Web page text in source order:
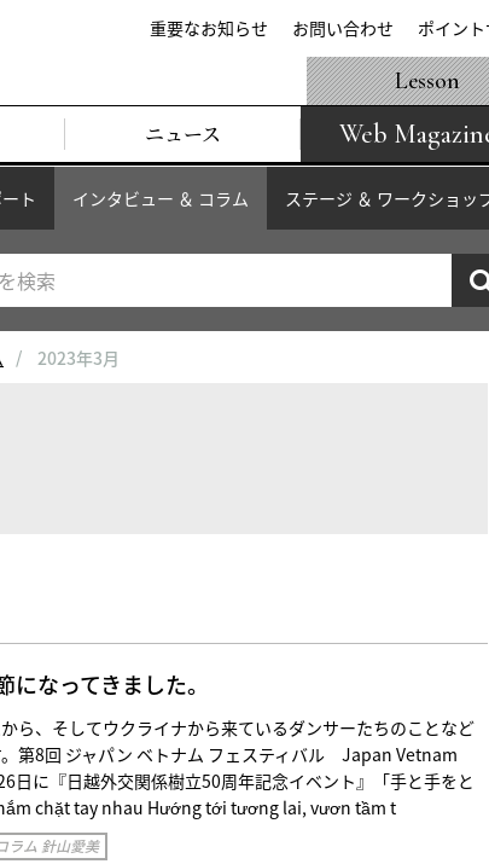
重要なお知らせ お問い合わせ ポイン
ニュース Web
Lesson
ト インタビュー ＆ コラム ステージ ＆ ワークショッ
2023年3月
なってきました。
ら、そしてウクライナから来ているダンサーたちのことなど
第8回 ジャパン ベトナム フェスティバル Japan Vetnam
日に『日越外交関係樹立50周年記念イベント』「手と手をと
chặt tay nhau Hướng tới tương lai, vươn tầm t
ラム 針山愛美